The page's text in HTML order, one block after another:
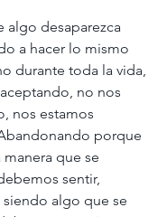
algo desaparezca
a hacer lo mismo
durante toda la vida,
no nos
nos estamos
porque
que se
sentir,
algo que se